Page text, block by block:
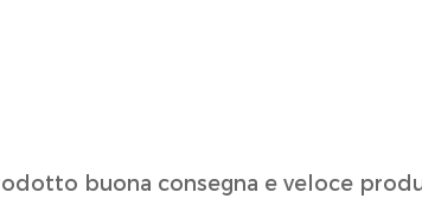
buona consegna e veloce